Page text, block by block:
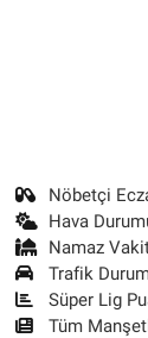
Nöbetçi
Hava
Namaz
Trafik
Süper Lig
Tüm